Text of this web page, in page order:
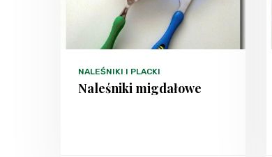
NALEŚNIKI I PLACKI
Naleśniki migdałowe